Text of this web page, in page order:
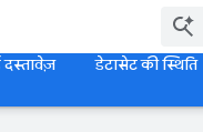
डेटासेट की स्थिति